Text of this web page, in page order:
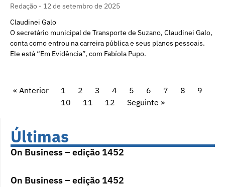
Redação
12 de setembro de 2025
Claudinei Galo
O secretário municipal de Transporte de Suzano, Claudinei Galo,
conta como entrou na carreira pública e seus planos pessoais.
Ele está “Em Evidência”, com Fabíola Pupo.
« Anterior 1 2 3 4 5 6 7 8
9
10
11 12 Seguinte »
Últimas
On Business – edição 1452
On Business – edição 1452